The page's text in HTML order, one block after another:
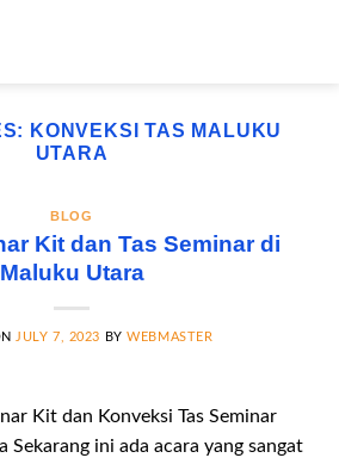
KONVEKSI TAS MALUKU
UTARA
BLOG
Kit dan Tas Seminar di
Maluku Utara
JULY 7, 2023 BYWEBMASTER
Kit dan Konveksi Tas Seminar
ini ada acara yang sangat